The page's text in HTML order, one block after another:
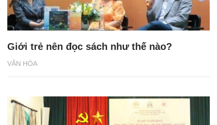
VĂN HÓA
Giới trẻ nên đọc sách như thế nào?